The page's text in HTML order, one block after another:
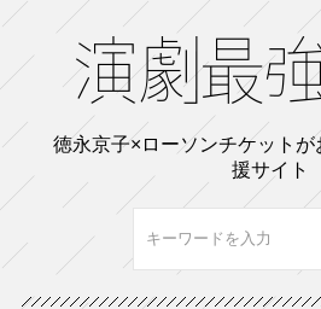
徳永京子×ローソンチケット
援サイト